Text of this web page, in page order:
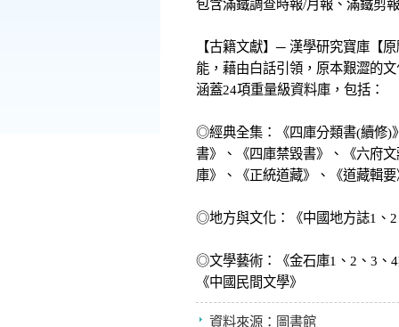
包含滿鐵調查時報/月報、滿鐵剪
【古籍文獻】─ 漢學研究寶庫【
能，藉由白話引領，原本艱澀的
涵蓋24項重量級資料庫，包括：
◎經典全集：《四庫分類書(續修)
書》、《四庫禁毀書》、《六府
庫》、《正統道藏》、《道藏輯要
◎地方與文化：《中國地方誌1、
◎文學藝術：《金石庫1、2、3、
《中國民間文學》
資料來源： 圖書館